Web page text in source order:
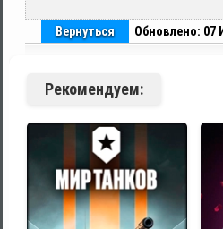
Вернуться Обновлено: 07
Рекомендуем: